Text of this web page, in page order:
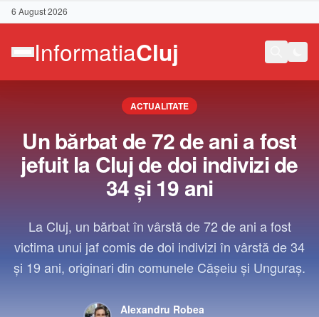
6 August 2026
ACTUALITATE
Un bărbat de 72 de ani a fost
jefuit la Cluj de doi indivizi de
34 și 19 ani
La Cluj, un bărbat în vârstă de 72 de ani a fost
victima unui jaf comis de doi indivizi în vârstă de 34
și 19 ani, originari din comunele Cășeiu și Unguraș.
Alexandru Robea